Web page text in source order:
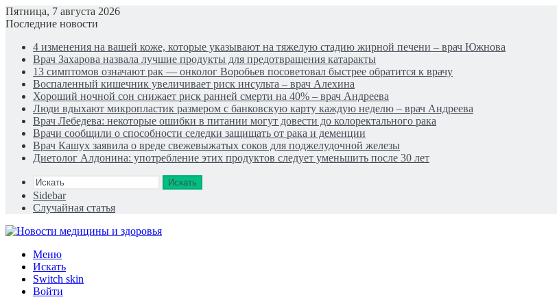
Пятница, 7 августа 2026
Последние новости
4 изменения на вашей коже, которые указывают на тяжелую стадию жирной печени – врач Южнова
Врач Захарова назвала лучшие продукты для предотвращения катаракты
13 симптомов означают рак — онколог Воробьев посоветовал быстрее обратится к врачу
Воспаленный кишечник увеличивает риск инсульта – врач Алехина
Хороший ночной сон снижает риск ранней смерти на 40% – врач Андреева
Люди вдыхают микропластик размером с банковскую карту каждую неделю – врач Андреева
Врач Лебедева: некоторые ошибки в питании могут довести до колоректального рака
Врачи сообщили о способности селедки защищать от рака и деменции
Врач Кашух заявила о вреде свежевыжатых соков для поджелудочной железы
Диетолог Алдонина: употребление этих продуктов следует уменьшить после 30 лет
Искать
Sidebar
Случайная статья
Меню
Искать
Switch skin
Войти